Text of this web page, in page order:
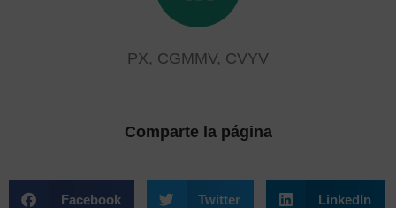
PX, CGMMV, CVYV
Comparte la página
Facebook Twitter LinkedIn